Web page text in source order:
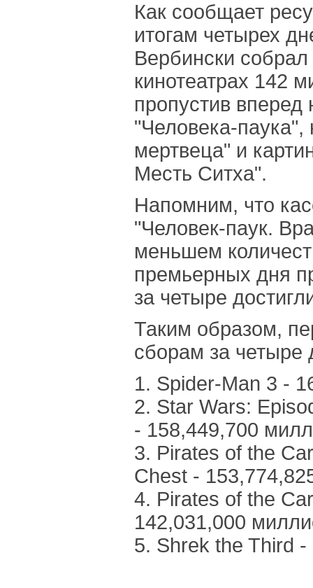
Как сообщает
итогам четырех
Вербински
кинотеатрах 142
пропустив вперед
"Человека-паука",
мертвеца" и
Месть Ситха".
Напомним, что
"Человек-паук.
меньшем
премьерных дня
за четыре
Таким образом,
сборам за четыре
1. Spider-Man 3 -
2. Star Wars:
- 158,449,700
3. Pirates of the
Chest -
4. Pirates of the
142,031,000
5. Shrek the Third